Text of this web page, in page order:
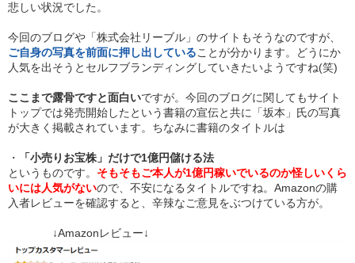
悲しい状況でした。
今回のブログや「株式会社リーブル」のサイトもそうなのですが、
ご自身の写真を前面に押し出していることが分かります。どうにか
人気を出そうとセルフブランディングしていきたいようですね(笑)
ここまで露骨ですと面白いですが。今回のブログに関してもサイト
トップでは発売開始したという書籍の宣伝と共に「坂本」氏の写真
が大きく掲載されています。ちなみに書籍のタイトルは
・
「小売りお宝株」だけで1億円儲ける法
というものです。 そもそもご本人が1億円稼いでいるのか怪しいくら
いには人気がないので、不安になるタイトルですね。Amazonの購
入者レビューを確認すると、辛辣なご意見をぶつけている方が。
↓Amazonレビュー↓